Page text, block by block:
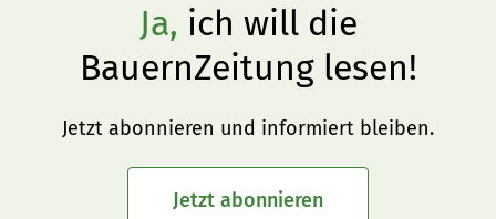
Ja, ich will die
BauernZeitung lesen!
Jetzt abonnieren und informiert bleiben.
Jetzt abonnieren